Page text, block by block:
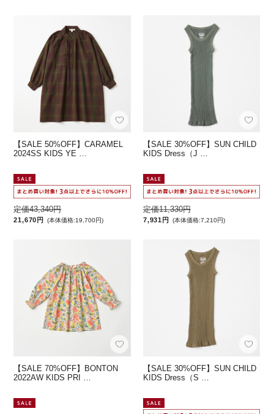
【SALE 50%OFF】CARAMEL
2024SS KIDS YE …
定価43,340円
21,670円 (本体価格:19,700円)
【SALE 30%OFF】SUN CHILD
KIDS Dress（J …
定価11,330円
7,931円 (本体価格:7,210円)
【SALE 70%OFF】BONTON
2022AW KIDS PRI …
【SALE 30%OFF】SUN CHILD
KIDS Dress（S …